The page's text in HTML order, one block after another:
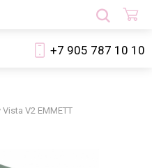
+7 905 787 10 10
V2 EMMETT